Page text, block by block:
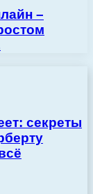
–
секреты